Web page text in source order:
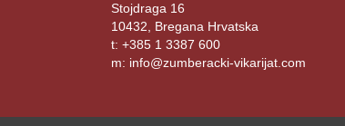
Stojdraga 16
10432, Bregana Hrvatska
t: +385 1 3387 600
m: info@zumberacki-vikarijat.com